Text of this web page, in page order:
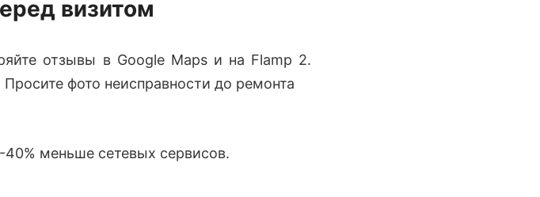
визитом
отзывы в Google Maps и на Flamp 2.
фото неисправности до ремонта
меньше сетевых сервисов.